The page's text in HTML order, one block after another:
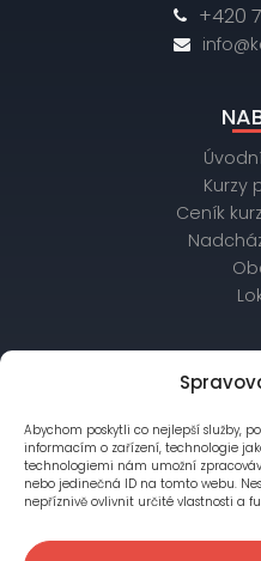
Abychom poskytli co nejlepší služby,
informacím o zařízení, technologie
technologiemi nám umožní
nebo jedinečná ID na tomto webu.
nepříznivě ovlivnit určité vlastnosti a
+420
Kurzy
Ceník
bankovní
č. účtu:
soudem v Praze,